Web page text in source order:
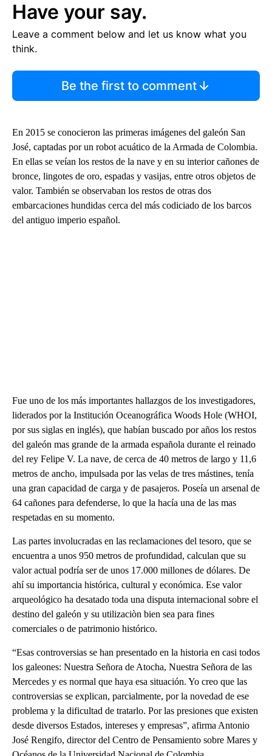
Have your say.
Leave a comment below and let us know what you
think.
Be the first to comment
En 2015 se conocieron las primeras imágenes del galeón San
José, captadas por un robot acuático de la Armada de Colombia.
En ellas se veían los restos de la nave y en su interior cañones de
bronce, lingotes de oro, espadas y vasijas, entre otros objetos de
valor. También se observaban los restos de otras dos
embarcaciones hundidas cerca del más codiciado de los barcos
del antiguo imperio español.
Fue uno de los más importantes hallazgos de los investigadores,
liderados por la Institución Oceanográfica Woods Hole (WHOI,
por sus siglas en inglés), que habían buscado por años los restos
del galeón mas grande de la armada española durante el reinado
del rey Felipe V. La nave, de cerca de 40 metros de largo y 11,6
metros de ancho, impulsada por las velas de tres mástines, tenía
una gran capacidad de carga y de pasajeros. Poseía un arsenal de
64 cañones para defenderse, lo que la hacía una de las mas
respetadas en su momento.
Las partes involucradas en las reclamaciones del tesoro, que se
encuentra a unos 950 metros de profundidad, calculan que su
valor actual podría ser de unos 17.000 millones de dólares. De
ahí su importancia histórica, cultural y económica. Ese valor
arqueológico ha desatado toda una disputa internacional sobre el
destino del galeón y su utilizaciòn bien sea para fines
comerciales o de patrimonio histórico.
“Esas controversias se han presentado en la historia en casi todos
los galeones: Nuestra Señora de Atocha, Nuestra Señora de las
Mercedes y es normal que haya esa situación. Yo creo que las
controversias se explican, parcialmente, por la novedad de ese
problema y la dificultad de tratarlo. Por las presiones que existen
desde diversos Estados, intereses y empresas”, afirma Antonio
José Rengifo, director del Centro de Pensamiento sobre Mares y